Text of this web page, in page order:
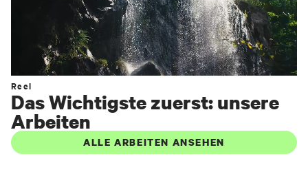
Reel
Das Wichtigste zuerst: unsere
Arbeiten
ALLE ARBEITEN ANSEHEN